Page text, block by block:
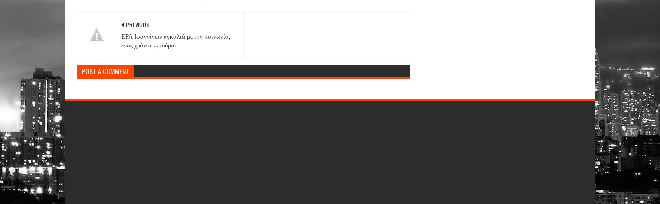
PREVIOUS
ΕΡΑ Ιωαννίνων αγκαλιά με την κοινωνία,
ένας χρόνος ...μαύρο!
POST A COMMENT